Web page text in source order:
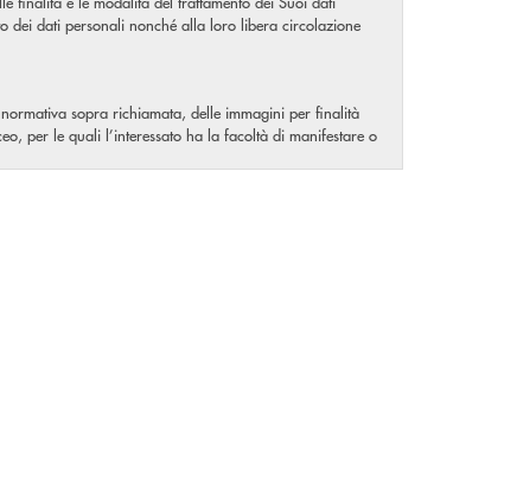
dei dati personali nonché alla loro libera circolazione
sopra richiamata, delle immagini per finalità
per le quali l’interessato ha la facoltà di manifestare o
e procedure idonee a garantire la sicurezza e la
e, in particolare:
ai Suoi dati personali – compresa una copia degli